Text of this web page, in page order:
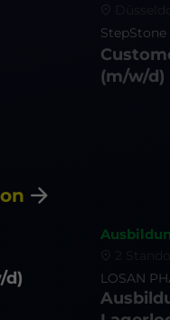
(m/w/d)
d) LOSAN